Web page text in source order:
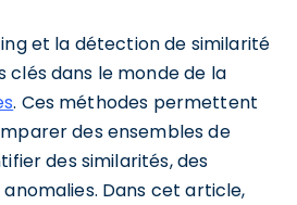
et la détection de similarité
clés dans le monde de la
. Ces méthodes permettent
des ensembles de
des similarités, des
Dans cet article,